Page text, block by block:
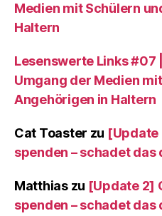
Medien mit Schülern
Haltern
Lesenswerte Links #07
Umgang der Medien
Angehörigen in Haltern
Cat Toaster zu [Update
spenden – schadet das
Matthiaszu [Update 2]
spenden – schadet das